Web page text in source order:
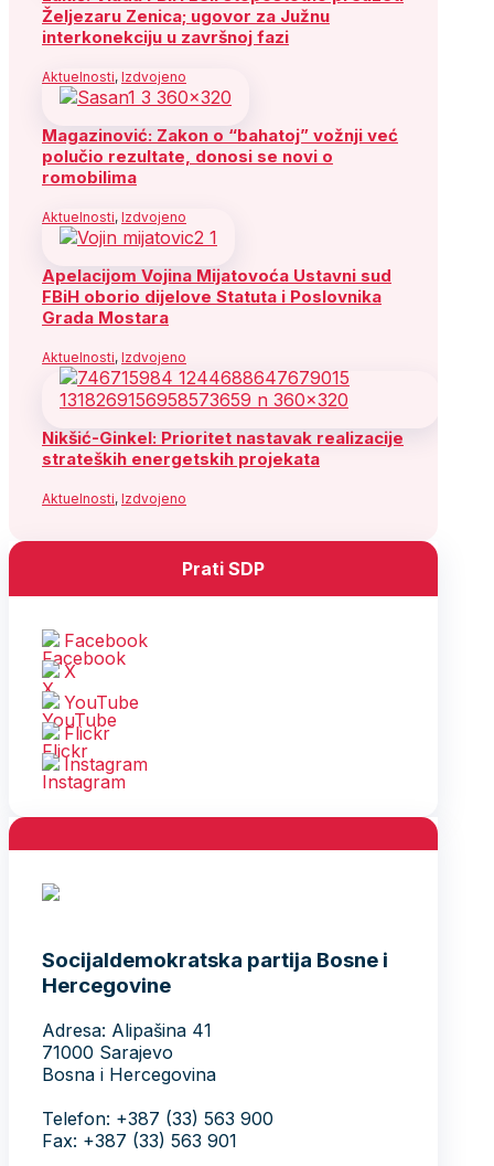
Željezaru Zenica; ugovor za Južnu
interkonekciju u završnoj fazi
Aktuelnosti, Izdvojeno
Magazinović: Zakon o “bahatoj” vožnji već
polučio rezultate, donosi se novi o
romobilima
Aktuelnosti, Izdvojeno
Apelacijom Vojina Mijatovoća Ustavni sud
FBiH oborio dijelove Statuta i Poslovnika
Grada Mostara
Aktuelnosti, Izdvojeno
Nikšić-Ginkel: Prioritet nastavak realizacije
strateških energetskih projekata
Aktuelnosti, Izdvojeno
Prati SDP
Facebook
X
YouTube
Flickr
Instagram
Socijaldemokratska partija Bosne i
Hercegovine
Adresa: Alipašina 41
71000 Sarajevo
Bosna i Hercegovina
Telefon: +387 (33) 563 900
Fax: +387 (33) 563 901